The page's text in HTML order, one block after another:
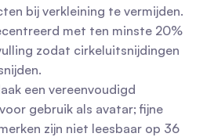
bij verkleining te vermijden.
met ten minste 20%
zodat cirkeluitsnijdingen
een vereenvoudigd
gebruik als avatar; fijne
zijn niet leesbaar op 36